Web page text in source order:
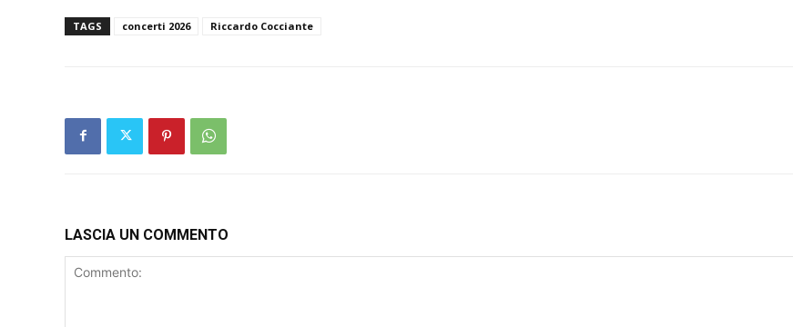
TAGS concerti 2026 Riccardo Cocciante
LASCIA UN COMMENTO